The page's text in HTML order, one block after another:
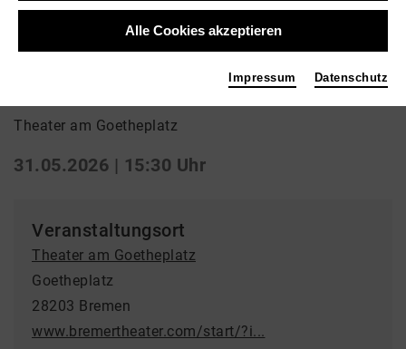
Theater am Goetheplatz
31.05.2026 | 15:30 Uhr
Veranstaltungsort
Theater am Goetheplatz
Goetheplatz
28203 Bremen
www.bremertheater.com/start/?i...
Alle Cookies akzeptieren
Impressum Datenschutz